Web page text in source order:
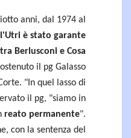
anni, dal 1974 al
è stato garante
Berlusconi e Cosa
il pg Galasso
"In quel lasso di
il pg, "siamo in
reato permanente".
con la sentenza del